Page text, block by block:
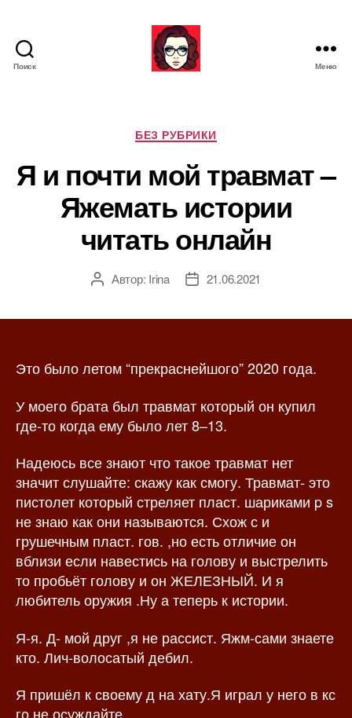
Поиск
М
а
т
ь
Меню
Р
у
б
р
к
и
БЕЗ РУБРИКИ
Я и почти мой травмат –
Яжемать истории
читать онлайн
А
з
п
с
Автор: Irina
Д
а
и
с
и
21.06.2021
Это было летом “прекраснейшого” 2020 года.
У моего брата был травмат который он купил
где-то когда ему было лет 8–13.
Надеюсь все знают что такое травмат нет
значит слушайте: скажу как смогу. Травмат- это
пистолет который стреляет пласт. шариками p s
не знаю как они называются. Схож с и
грушечным пласт. гов. ,но есть отличие он
вблизи если навестись на голову и выстрелить
то пробьёт голову и он ЖЕЛЕЗНЫЙ. И я
любитель оружия .Ну а теперь к истории.
Я-я. Д- мой друг ,я не рассист. Яжм-сами знаете
кто. Лич-волосатый дебил.
Я пришёл к своему д на хату.Я играл у него в кс
го не осуждайте.